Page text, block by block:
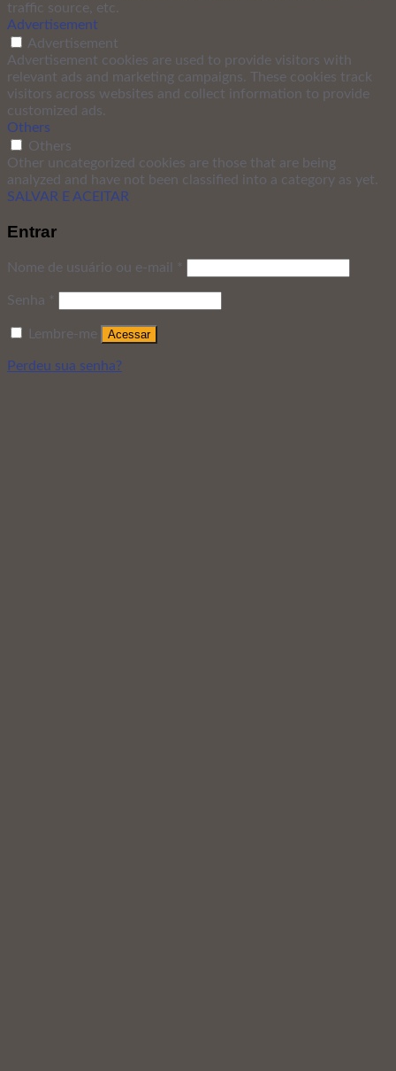
traffic source, etc.
Advertisement
Advertisement
Advertisement cookies are used to provide visitors with
relevant ads and marketing campaigns. These cookies track
visitors across websites and collect information to provide
customized ads.
Others
Others
Other uncategorized cookies are those that are being
analyzed and have not been classified into a category as yet.
SALVAR E ACEITAR
Entrar
Nome de usuário ou e-mail *
Senha *
Lembre-me Acessar
Perdeu sua senha?